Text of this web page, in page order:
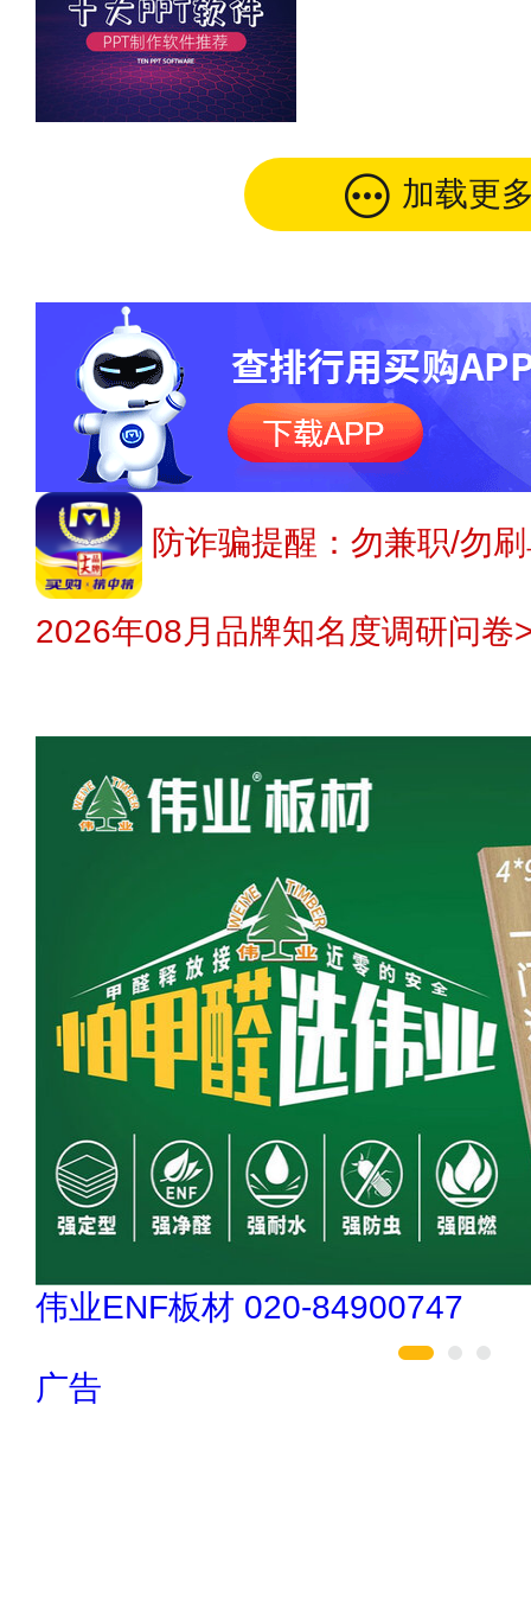
加载更
防诈骗提醒：勿兼职/勿
2026年08月品牌知名度调研问卷
冰尊BENSHION 4008-276-278
广告